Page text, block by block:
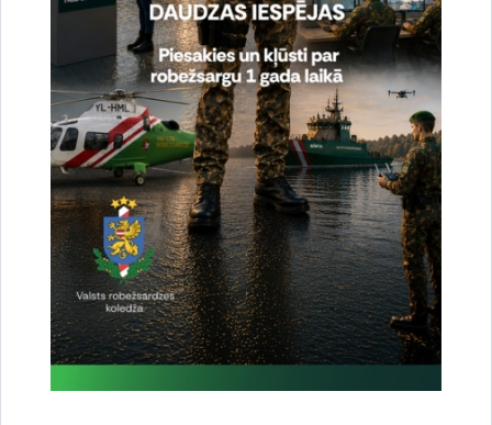
Noslēgušās Valsts robežsardzes organizētas
starptautiskās operatīvi - taktiskās mācības
“RONIS 2026”
27.07.2026. Sabiedriskie pasākumi
2026. gada 5. augusts uz valsts robežas un
valsts iekšienē